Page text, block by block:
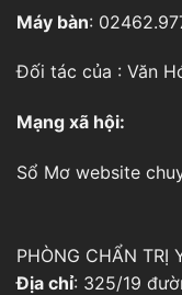
Máy bàn:
Đối tác của : Văn
Mạng xã hội:
Sổ Mơ website
PHÒNG CHẨN TRỊ
Địa chỉ: 325/19